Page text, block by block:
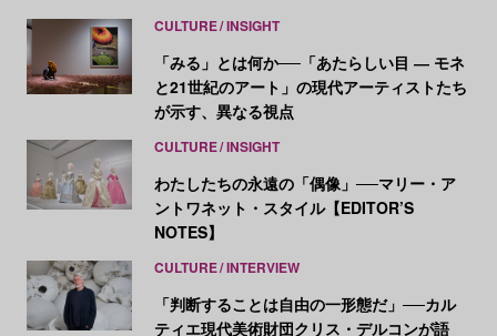
CULTURE INSIGHT
「みる」とは何か──「あたらしい目 ― モネ
と21世紀のアート」の現代アーティストたち
が示す、異なる視点
CULTURE INSIGHT
わたしたちの永遠の「偶像」──マリー・ア
ントワネット・スタイル【EDITOR’S
NOTES】
CULTURE INTERVIEW
「判断することは自由の一形態だ」──カル
ティエ現代美術財団クリス・デルコンが語